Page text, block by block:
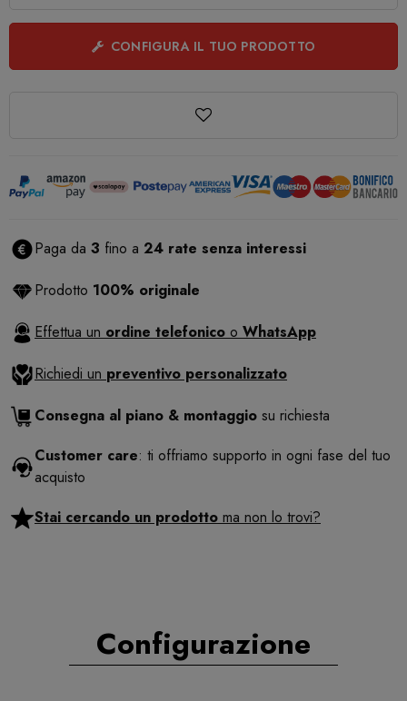
CONFIGURA IL TUO PRODOTTO
Paga da 3 fino a 24 rate senza interessi
Prodotto 100% originale
Effettua un ordine telefonico o WhatsApp
Richiedi un preventivo personalizzato
Consegna al piano & montaggio su richiesta
Customer care: ti offriamo supporto in ogni fase del tuo
acquisto
Stai cercando un prodotto ma non lo trovi?
Configurazione